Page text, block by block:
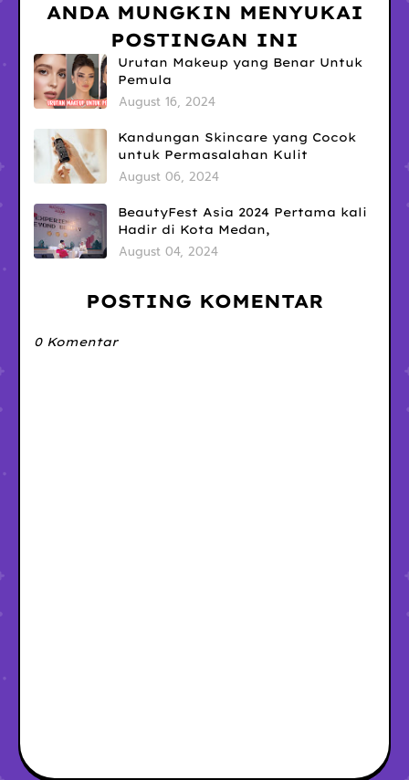
ANDA MUNGKIN MENYUKAI
POSTINGAN INI
Urutan Makeup yang Benar Untuk
Pemula
August 16, 2024
Kandungan Skincare yang Cocok
untuk Permasalahan Kulit
August 06, 2024
BeautyFest Asia 2024 Pertama kali
Hadir di Kota Medan,
August 04, 2024
POSTING KOMENTAR
0 Komentar